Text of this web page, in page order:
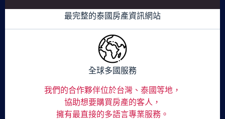
最完整的泰國房產資訊網站
全球多國服務
我們的合作夥伴位於台灣、泰國等地，
協助想要購買房產的客人，
擁有最直接的多語言專業服務。